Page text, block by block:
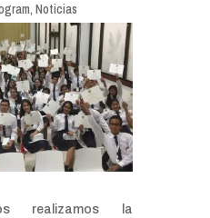
, Noticias
realizamos la